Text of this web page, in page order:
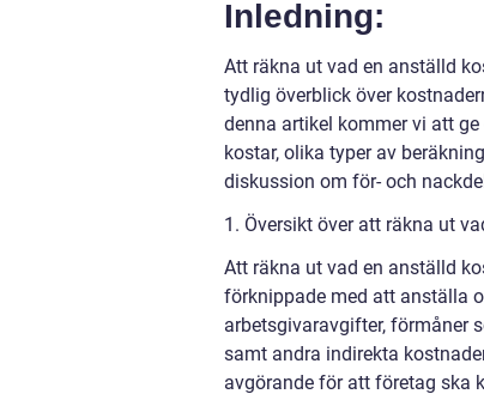
Inledning:
Att räkna ut vad en anställd
tydlig överblick över
denna artikel kommer vi att
kostar, olika typer av
diskussion om för- och
1. Översikt över att räkna ut
Att räkna ut vad en anställd
förknippade med att anställa
arbetsgivaravgifter, förmåner
samt andra indirekta
avgörande för att företag ska